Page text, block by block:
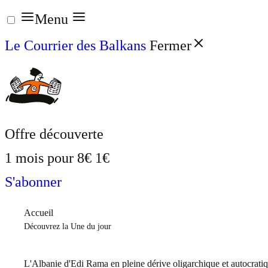
Aller
au
contenu
Menu
Le Courrier des Balkans Fermer
Offre découverte
1 mois pour 8€ 1€
S'abonner
Accueil
Découvrez la Une du jour
L'Albanie d'Edi Rama en pleine dérive oligarchique et